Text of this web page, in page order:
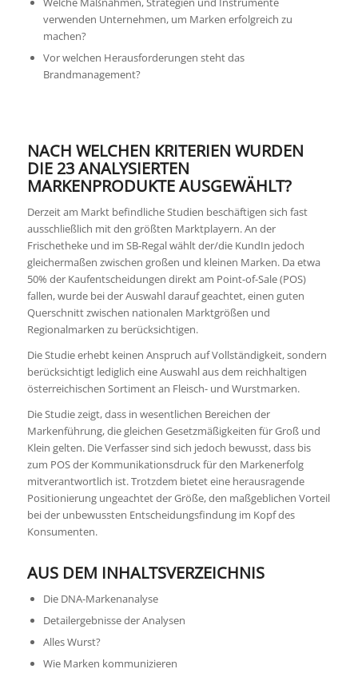
verwenden Unternehmen, um Marken erfolgreich zu
machen?
Vor welchen Herausforderungen steht das
Brandmanagement?
NACH WELCHEN KRITERIEN WURDEN
DIE 23 ANALYSIERTEN
MARKENPRODUKTE AUSGEWÄHLT?
Derzeit am Markt befindliche Studien beschäftigen sich fast
ausschließlich mit den größten Marktplayern. An der
Frischetheke und im SB-Regal wählt der/die KundIn jedoch
gleichermaßen zwischen großen und kleinen Marken. Da etwa
50% der Kaufentscheidungen direkt am Point-of-Sale (POS)
fallen, wurde bei der Auswahl darauf geachtet, einen guten
Querschnitt zwischen nationalen Marktgrößen und
Regionalmarken zu berücksichtigen.
Die Studie erhebt keinen Anspruch auf Vollständigkeit, sondern
berücksichtigt lediglich eine Auswahl aus dem reichhaltigen
österreichischen Sortiment an Fleisch- und Wurstmarken.
Die Studie zeigt, dass in wesentlichen Bereichen der
Markenführung, die gleichen Gesetzmäßigkeiten für Groß und
Klein gelten. Die Verfasser sind sich jedoch bewusst, dass bis
zum POS der Kommunikationsdruck für den Markenerfolg
mitverantwortlich ist. Trotzdem bietet eine herausragende
Positionierung ungeachtet der Größe, den maßgeblichen Vorteil
bei der unbewussten Entscheidungsfindung im Kopf des
Konsumenten.
AUS DEM INHALTSVERZEICHNIS
Die DNA-Markenanalyse
Detailergebnisse der Analysen
Alles Wurst?
Wie Marken kommunizieren